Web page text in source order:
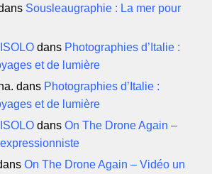
Sousleaugraphie : La mer pour
dans Photographies d’Italie :
et de lumière
dans Photographies d’Italie :
et de lumière
dansOn The Drone Again –
On The Drone Again – Vidéo un